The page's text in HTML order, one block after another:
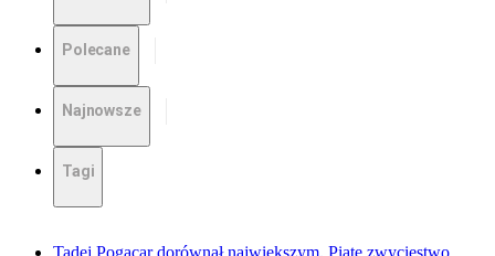
Polecane
Najnowsze
Tagi
Tadej Pogacar dorównał największym. Piąte zwycięstwo